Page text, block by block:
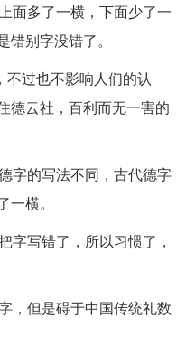
面多了一横，下面少了一
别字没错了。
不过也不影响人们的认
德云社，百利而无一害的
字的写法不同，古代德字
横。
字写错了，所以习惯了，
，但是碍于中国传统礼数